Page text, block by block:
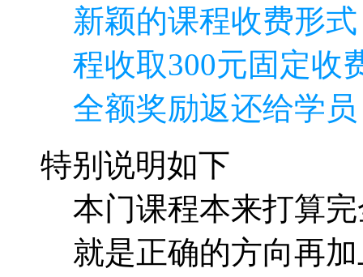
新颖的课程收费形
程收取300元固定收
全额奖励返还给学
特别说明如下
本门课程本来打算
就是正确的方向再